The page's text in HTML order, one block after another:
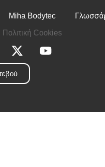
Miha Bodytec
Πολιτική Cookies